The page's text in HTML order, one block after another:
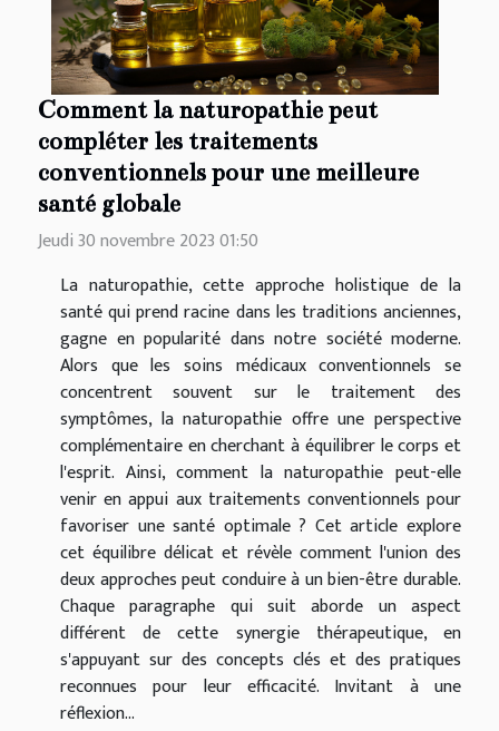
Comment la naturopathie peut
compléter les traitements
conventionnels pour une meilleure
santé globale
Jeudi 30 novembre 2023 01:50
La naturopathie, cette approche holistique de la
santé qui prend racine dans les traditions anciennes,
gagne en popularité dans notre société moderne.
Alors que les soins médicaux conventionnels se
concentrent souvent sur le traitement des
symptômes, la naturopathie offre une perspective
complémentaire en cherchant à équilibrer le corps et
l'esprit. Ainsi, comment la naturopathie peut-elle
venir en appui aux traitements conventionnels pour
favoriser une santé optimale ? Cet article explore
cet équilibre délicat et révèle comment l'union des
deux approches peut conduire à un bien-être durable.
Chaque paragraphe qui suit aborde un aspect
différent de cette synergie thérapeutique, en
s'appuyant sur des concepts clés et des pratiques
reconnues pour leur efficacité. Invitant à une
réflexion...